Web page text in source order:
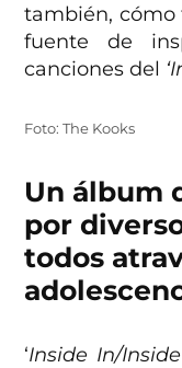
también, cómo
fuente de
canciones del
Foto: The Kooks
Un álbum
por
todos
‘Inside In/Inside